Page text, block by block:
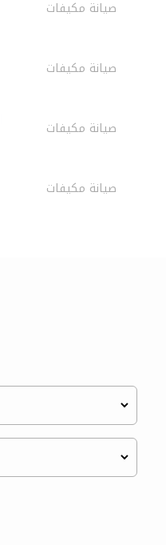
صيانة مكيفات
صيانة مكيفات
صيانة مكيفات
صيانة مكيفات